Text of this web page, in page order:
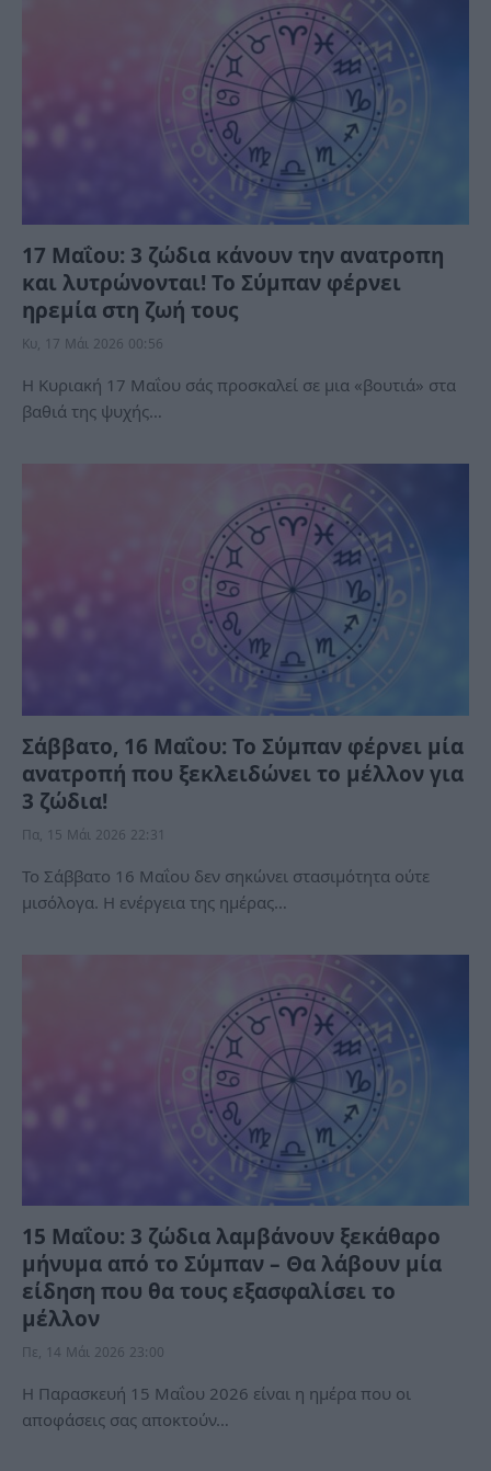
17 Μαΐου: 3 ζώδια κάνουν την ανατροπη
και λυτρώνονται! Το Σύμπαν φέρνει
ηρεμία στη ζωή τους
Κυ, 17 Μάι 2026 00:56
Η Κυριακή 17 Μαΐου σάς προσκαλεί σε μια «βουτιά» στα
βαθιά της ψυχής…
Σάββατο, 16 Μαΐου: Το Σύμπαν φέρνει μία
ανατροπή που ξεκλειδώνει το μέλλον για
3 ζώδια!
Πα, 15 Μάι 2026 22:31
Το Σάββατο 16 Μαΐου δεν σηκώνει στασιμότητα ούτε
μισόλογα. Η ενέργεια της ημέρας…
15 Μαΐου: 3 ζώδια λαμβάνουν ξεκάθαρο
μήνυμα από το Σύμπαν – Θα λάβουν μία
είδηση που θα τους εξασφαλίσει το
μέλλον
Πε, 14 Μάι 2026 23:00
Η Παρασκευή 15 Μαΐου 2026 είναι η ημέρα που οι
αποφάσεις σας αποκτούν…